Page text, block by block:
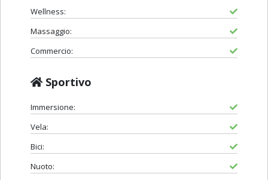
Wellness:
Massaggio:
Commercio:
Sportivo
Immersione:
Vela:
Bici:
Nuoto: